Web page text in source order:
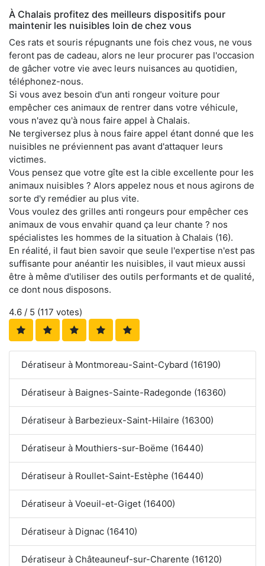
À Chalais profitez des meilleurs dispositifs pour
maintenir les nuisibles loin de chez vous
Ces rats et souris répugnants une fois chez vous, ne vous
feront pas de cadeau, alors ne leur procurer pas l'occasion
de gâcher votre vie avec leurs nuisances au quotidien,
téléphonez-nous.
Si vous avez besoin d'un anti rongeur voiture pour
empêcher ces animaux de rentrer dans votre véhicule,
vous n'avez qu'à nous faire appel à Chalais.
Ne tergiversez plus à nous faire appel étant donné que les
nuisibles ne préviennent pas avant d'attaquer leurs
victimes.
Vous pensez que votre gîte est la cible excellente pour les
animaux nuisibles ? Alors appelez nous et nous agirons de
sorte d'y remédier au plus vite.
Vous voulez des grilles anti rongeurs pour empêcher ces
animaux de vous envahir quand ça leur chante ? nos
spécialistes les hommes de la situation à Chalais (16).
En réalité, il faut bien savoir que seule l'expertise n'est pas
suffisante pour anéantir les nuisibles, il vaut mieux aussi
être à même d'utiliser des outils performants et de qualité,
ce dont nous disposons.
4.6 / 5 (117 votes)
Dératiseur à Montmoreau-Saint-Cybard (16190)
Dératiseur à Baignes-Sainte-Radegonde (16360)
Dératiseur à Barbezieux-Saint-Hilaire (16300)
Dératiseur à Mouthiers-sur-Boëme (16440)
Dératiseur à Roullet-Saint-Estèphe (16440)
Dératiseur à Voeuil-et-Giget (16400)
Dératiseur à Dignac (16410)
Dératiseur à Châteauneuf-sur-Charente (16120)